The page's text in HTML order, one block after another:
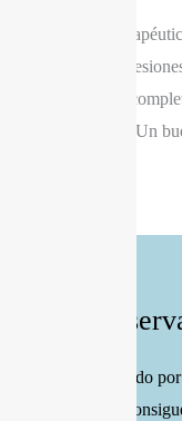
La relación
tres primeras
enfoque, es
profesional. Un
Si estás pasando
algo que no